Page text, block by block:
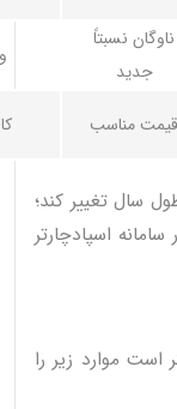
ناوگان نسبتاً
جدید
قیمت مناسب
سال تغییر کند؛
اسپادچارتر
است موارد زیر را